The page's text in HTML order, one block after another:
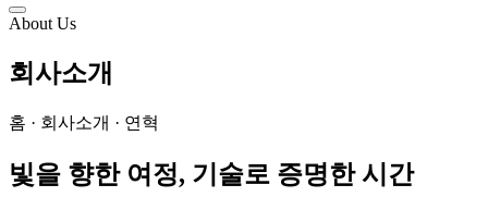
About Us
회사소개
홈 · 회사소개 · 연혁
빛을 향한 여정, 기술로 증명한 시간